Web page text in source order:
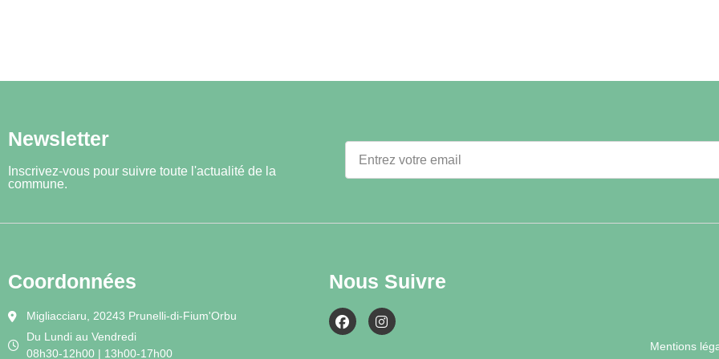
Newsletter
Inscrivez-vous pour suivre toute l'actualité de la
commune.
Coordonnées
Migliacciaru, 20243 Prunelli-di-Fium'Orbu
Du Lundi au Vendredi
08h30-12h00 | 13h00-17h00
Nous Suivre
Mentions